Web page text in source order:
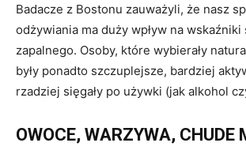
Badacze z Bostonu zauważyli, że nasz
odżywiania ma duży wpływ na wskaźniki
zapalnego. Osoby, które wybierały
były ponadto szczuplejsze, bardziej
rzadziej sięgały po używki (jak alkohol
OWOCE, WARZYWA, CHUDE